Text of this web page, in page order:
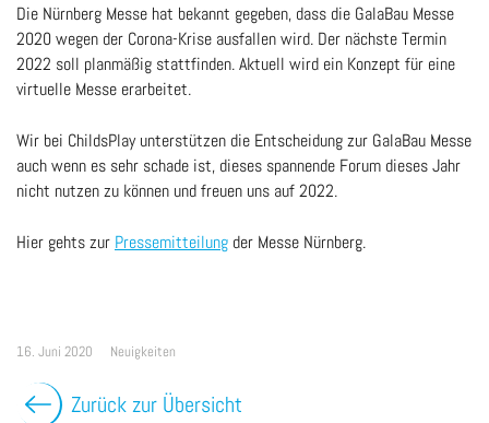
Die Nürnberg Messe hat bekannt gegeben, dass die GalaBau Messe
2020 wegen der Corona-Krise ausfallen wird. Der nächste Termin
2022 soll planmäßig stattfinden. Aktuell wird ein Konzept für eine
virtuelle Messe erarbeitet.
Wir bei ChildsPlay unterstützen die Entscheidung zur GalaBau Messe
auch wenn es sehr schade ist, dieses spannende Forum dieses Jahr
nicht nutzen zu können und freuen uns auf 2022.
Hier gehts zur Pressemitteilung der Messe Nürnberg.
Zurück zur Übersicht
16. Juni 2020 Neuigkeiten